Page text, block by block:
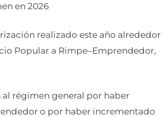
en 2026
realizado este año alrededor
Popular a Rimpe–Emprendedor,
régimen general por haber
o por haber incrementado